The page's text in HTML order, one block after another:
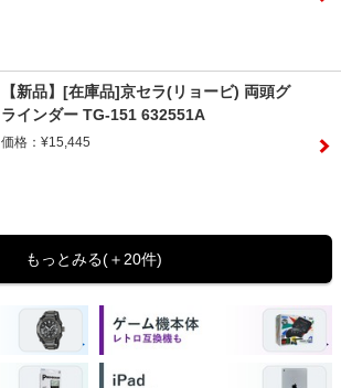
【新品】[在庫品]京セラ(リョービ) 両頭グ
ラインダー TG-151 632551A
価格：¥15,445
もっとみる(＋20件)